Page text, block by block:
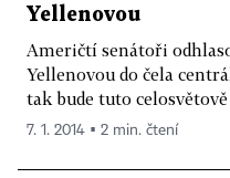
Yellenovou
Američtí senátoři
Yellenovou do čela
tak bude tuto
7. 1. 2014 ▪ 2 min. čtení